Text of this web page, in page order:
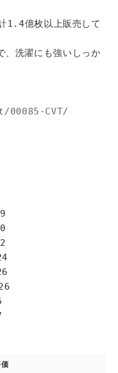
億枚以上販売して
洗濯にも強いしっか
CVT/